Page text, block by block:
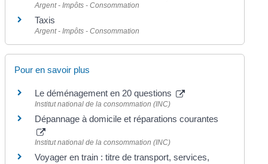
Argent - Impôts - Consommation
Taxis
Argent - Impôts - Consommation
Pour en savoir plus
Le déménagement en 20 questions
Institut national de la consommation (INC)
Dépannage à domicile et réparations courantes
Institut national de la consommation (INC)
Voyager en train : titre de transport, services,